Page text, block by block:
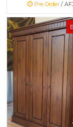
Pre Order /